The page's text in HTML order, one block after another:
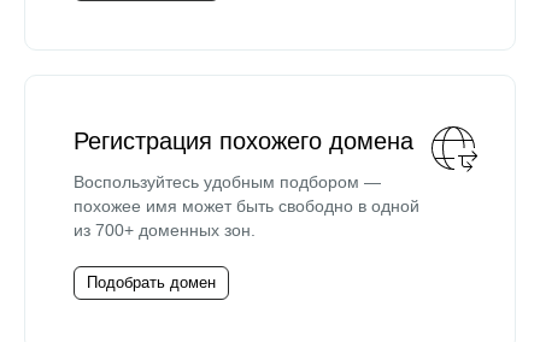
Регистрация похожего домена
Воспользуйтесь удобным подбором —
похожее имя может быть свободно в одной
из 700+ доменных зон.
Подобрать домен